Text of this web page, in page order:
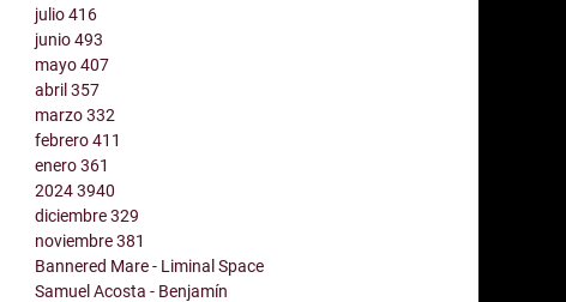
julio416
junio493
mayo407
abril357
marzo332
febrero411
enero361
20243940
diciembre329
noviembre381
Bannered Mare - Liminal Space
Samuel Acosta - Benjamín